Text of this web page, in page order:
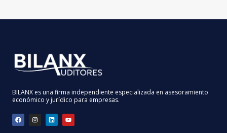
BILANX es una firma independiente especializada en asesoramiento
económico y jurídico para empresas.
F
a
c
I
n
s
L
i
n
Y
o
u